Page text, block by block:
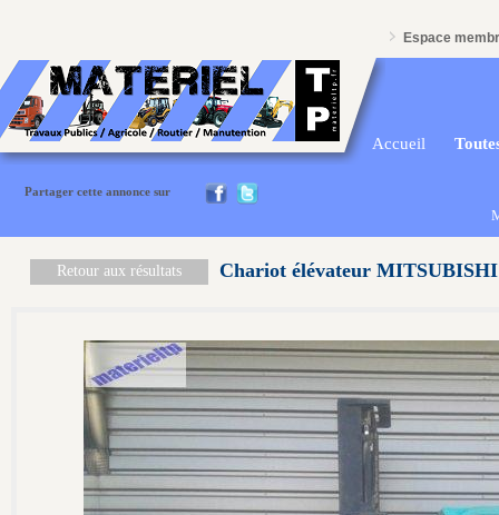
Espace
Accueil
Partager cette annonce sur
Retour aux résultats Chariot élévateur